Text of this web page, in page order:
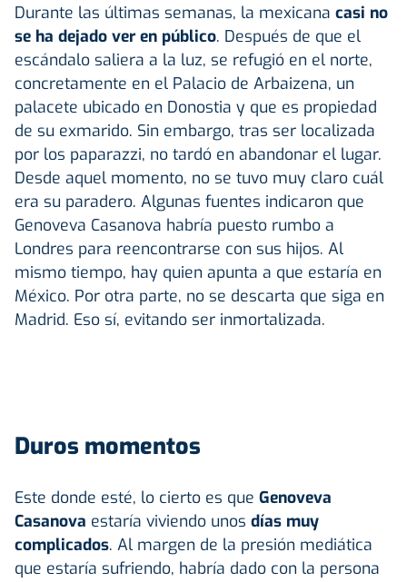
Durante las últimas semanas, la mexicana casi no
se ha dejado ver en público. Después de que el
escándalo saliera a la luz, se refugió en el norte,
concretamente en el Palacio de Arbaizena, un
palacete ubicado en Donostia y que es propiedad
de su exmarido. Sin embargo, tras ser localizada
por los paparazzi, no tardó en abandonar el lugar.
Desde aquel momento, no se tuvo muy claro cuál
era su paradero. Algunas fuentes indicaron que
Genoveva Casanova habría puesto rumbo a
Londres para reencontrarse con sus hijos. Al
mismo tiempo, hay quien apunta a que estaría en
México. Por otra parte, no se descarta que siga en
Madrid. Eso sí, evitando ser inmortalizada.
Duros momentos
Este donde esté, lo cierto es que Genoveva
Casanova estaría viviendo unos días muy
complicados. Al margen de la presión mediática
que estaría sufriendo, habría dado con la persona